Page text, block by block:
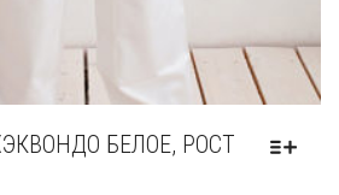
БЕЛОЕ, РОСТ